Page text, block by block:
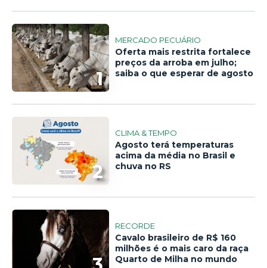
1
MERCADO PECUÁRIO
Oferta mais restrita fortalece
preços da arroba em julho;
saiba o que esperar de agosto
2
CLIMA & TEMPO
Agosto terá temperaturas
acima da média no Brasil e
chuva no RS
RECORDE
Cavalo brasileiro de R$ 160
milhões é o mais caro da raça
Quarto de Milha no mundo